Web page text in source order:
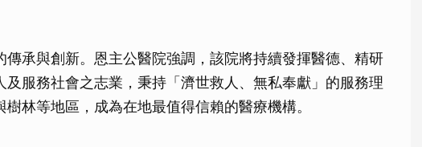
傳承與創新。恩主公醫院強調，該院將持續發揮醫德、精研
服務社會之志業，秉持「濟世救人、無私奉獻」的服務理
林等地區，成為在地最值得信賴的醫療機構。